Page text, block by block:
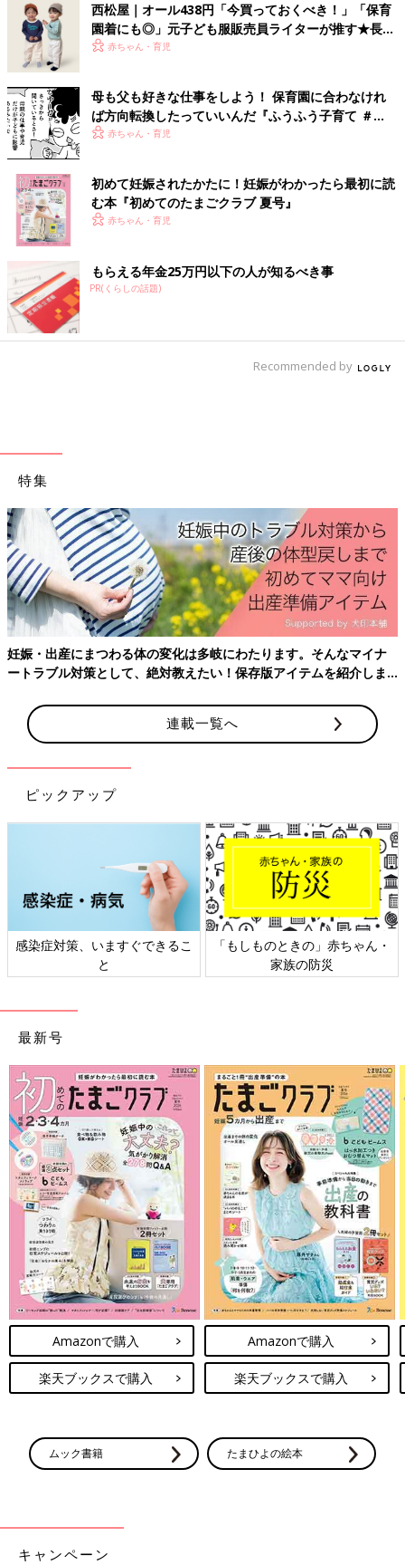
きたのは、とても良かったなと思っています。現在はいくつかの
仕事を掛け持ちしていますが、そのひとつが、一時託児の保育サ
ポートです。「子育て中のママたちの活動の場を広げられるよう
■ その他のママライター体験談はこちら
[taremayu ＊ プロフィール]
2男1女、3児の母。24歳で結婚、初産は27歳、1人目妊娠当時は
楽器店で経理事務、フルート講師の仕事を掛け持ちしていた。妊
娠29週目までフルタイムで働き、現在はフリーランスで講師、保
育サポートなどの仕事にも携わっている。
■関連：仕事復帰を目指すママへ！ 基礎からはじめる再就職ガイ
ド
※この記事は個人の体験記です。記事に掲載の画像はイメージで
す。
次の話
西松屋｜オール438円「今買っておくべき！」「保育
園着にも◎」元子ども服販売員ライターが推す★長袖
Tシャツ5選
赤ちゃん・育児
母も父も好きな仕事をしよう！ 保育園に合わなけれ
ば方向転換したっていいんだ『ふうふう子育て ＃
61』赤ちゃん・育児
初めて妊娠されたかたに！妊娠がわかったら最初に読
む本『初めてのたまごクラブ 夏号』
赤ちゃん・育児
もらえる年金25万円以下の人が知るべき事
PR(くらしの話題)
Recommended by
特集
妊娠・出産にまつわる体の変化は多岐にわたります。そんなマイナ
ートラブル対策として、絶対教えたい！保存版アイテムを紹介しま
連載一覧へ
ピックアップ
感染症対策、いますぐできるこ
と
「もしものときの」赤ちゃん・
家族の防災
最新号
Amazonで購入
楽天ブックスで購入
Amazonで購入
楽天ブックスで購入
ムック書籍 たまひよの絵本
キャンペーン